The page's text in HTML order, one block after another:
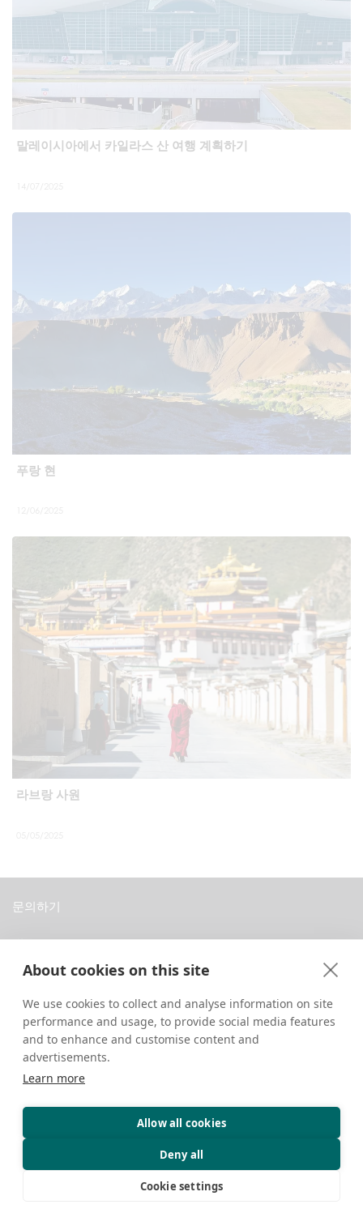
About cookies on this site
We use cookies to collect and analyse information on site
performance and usage, to provide social media features
and to enhance and customise content and
advertisements.
Learn more
Allow all cookies
Deny all
Cookie settings
말레이시아에서 카일라스 산 여행 계획하기
푸랑 현
라브랑 사원
문의하기
중국 티베트 라싸 당레로 8번지 다바 개인주택
+86 18583346229
inquiry@greattibettour.com
연결하기
저작권 © 2026. 판권 소유. 여행 팁